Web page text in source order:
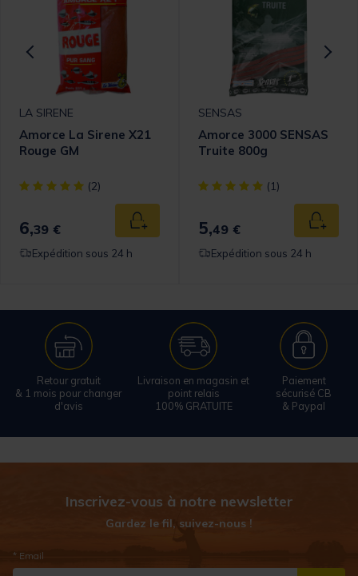
panier
LA SIRENE
Amorce La Sirene X21
Rouge GM
[object Object] out of 5 Customer Rating
(2)
6,39 € Ajouter au panier
Expédition sous 24 h
SENSAS
Amorce 3000 SENSAS
Truite 800g
[object Object] out of 5
(1)
5,49 €
Expédition sous 24 h
Retour gratuit
& 1 mois pour changer
d'avis
Livraison en magasin et
point relais
100% GRATUITE
Paiement
sécurisé CB
& Paypal
Inscrivez-vous à notre newsletter
Gardez le fil, suivez-nous !
* Email